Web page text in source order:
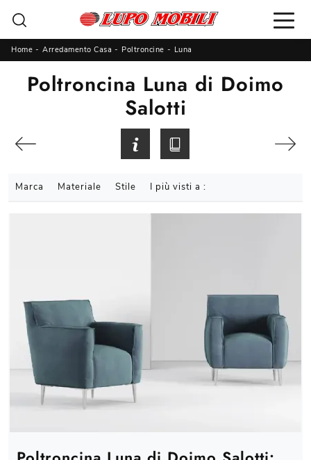
Home - Arredamento Casa - Poltroncine - Luna
Poltroncina Luna di Doimo
Salotti
Marca Materiale Stile I più visti a :